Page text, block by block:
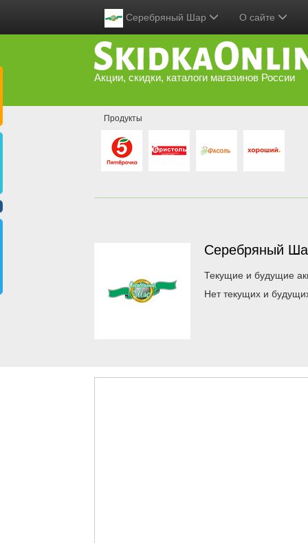
Серебряный Шар О сайте
Акции, скидки, каталоги магазинов России
Продукты
Серебряный
Текущие и будущие
Нет текущих и